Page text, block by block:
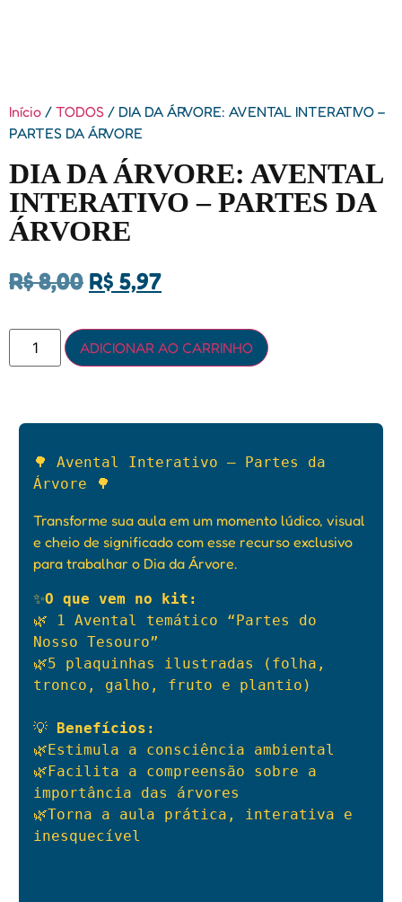
Início / TODOS / DIA DA ÁRVORE: AVENTAL INTERATIVO –
PARTES DA ÁRVORE
DIA DA ÁRVORE: AVENTAL
INTERATIVO – PARTES DA
ÁRVORE
R$8,00 R$ 5,97
ADICIONAR AO CARRINHO
🌳 Avental Interativo – Partes da
Árvore 🌳
Transforme sua aula em um momento lúdico, visual
e cheio de significado com esse recurso exclusivo
para trabalhar o Dia da Árvore.
✨O que vem no kit:
🌿 1 Avental temático “Partes do
Nosso Tesouro”
🌿5 plaquinhas ilustradas (folha,
tronco, galho, fruto e plantio)
💡 Benefícios:
🌿Estimula a consciência ambiental
🌿Facilita a compreensão sobre a
importância das árvores
🌿Torna a aula prática, interativa e
inesquecível